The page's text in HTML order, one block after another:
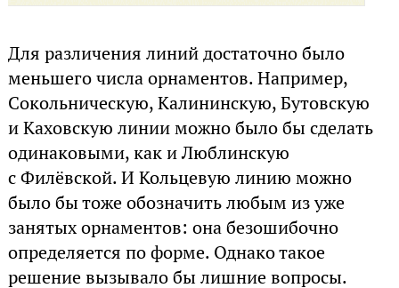
Для различения линий достаточно было
меньшего числа орнаментов. Например,
Сокольническую, Калининскую, Бутовскую
и Каховскую линии можно было бы сделать
одинаковыми, как и Люблинскую
с Филёвской. И Кольцевую линию можно
было бы тоже обозначить любым из уже
занятых орнаментов: она безошибочно
определяется по форме. Однако такое
решение вызывало бы лишние вопросы.